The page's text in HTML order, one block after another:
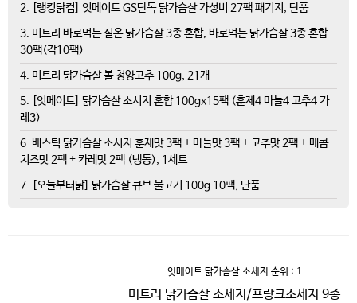
2. [랭킹닭컴] 잇메이트 GS단독 닭가슴살 가성비 27팩 패키지, 단품
3. 미트리 바로먹는 실온 닭가슴살 3종 혼합, 바로먹는 닭가슴살 3종 혼합
30팩(각10팩)
4. 미트리 닭가슴살 볼 청양고추 100g, 21개
5. [잇메이트] 닭가슴살 소시지 혼합 100gx15팩 (훈제4 마늘4 고추4 카
레3)
6. 베스틱 닭가슴살 소시지 훈제맛 3팩 + 마늘맛 3팩 + 고추맛 2팩 + 매콤
치즈맛 2팩 + 카레맛 2팩 (냉동), 1세트
7. [오늘부터닭] 닭가슴살 큐브 불고기 100g 10팩, 단품
잇메이트 닭가슴살 소세지 순위 : 1
미트리 닭가슴살 소세지/프랑크소세지 9종